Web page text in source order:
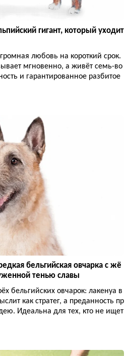
гигант, который уходит
любовь на короткий срок.
мгновенно, а живёт семь-во
и гарантированное разбитое
бельгийская овчарка с жё
тенью славы
бельгийских овчарок: лакенуа в
как стратег, а преданность пр
Идеальна для тех, кто не ищет